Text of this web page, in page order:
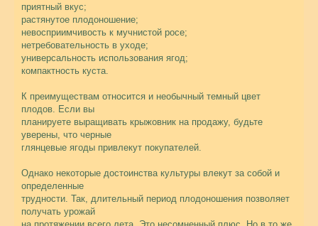
приятный вкус;
растянутое плодоношение;
невосприимчивость к мучнистой росе;
нетребовательность в уходе;
универсальность использования ягод;
компактность куста.
К преимуществам относится и необычный темный цвет
плодов. Если вы
планируете выращивать крыжовник на продажу, будьте
уверены, что черные
глянцевые ягоды привлекут покупателей.
Однако некоторые достоинства культуры влекут за собой и
определенные
трудности. Так, длительный период плодоношения позволяет
получать урожай